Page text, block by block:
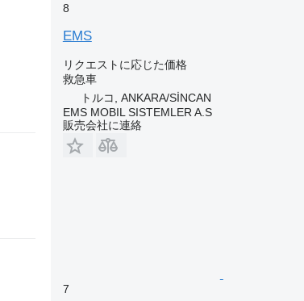
8
EMS
リクエストに応じた価格
救急車
トルコ, ANKARA/SİNCAN
EMS MOBIL SISTEMLER A.S
販売会社に連絡
7